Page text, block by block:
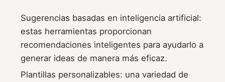
Sugerencias basadas en inteligencia artificial:
estas herramientas proporcionan
recomendaciones inteligentes para ayudarlo a
generar ideas de manera más eficaz.
Plantillas personalizables: una variedad de